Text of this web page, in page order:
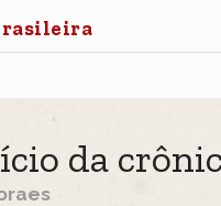
da